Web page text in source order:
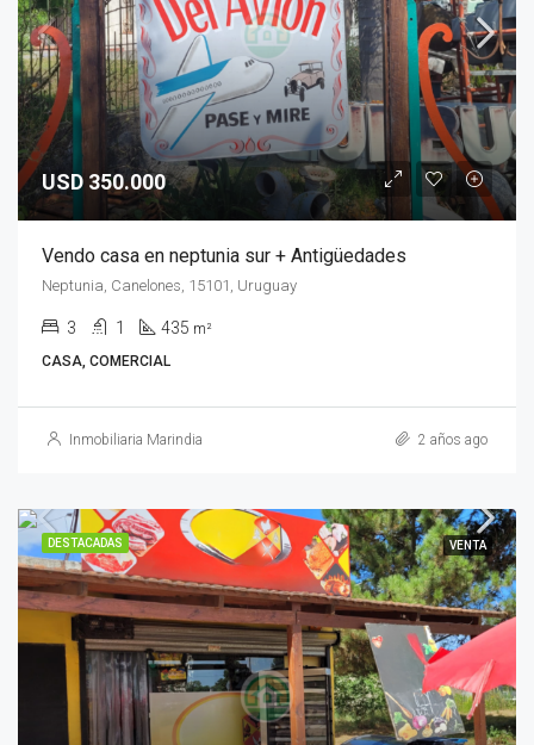
USD 350.000
Vendo casa en neptunia sur + Antigüedades
Neptunia, Canelones, 15101, Uruguay
3 1 435 m²
CASA, COMERCIAL
Inmobiliaria Marindia 2 años ago
DESTACADAS VENTA